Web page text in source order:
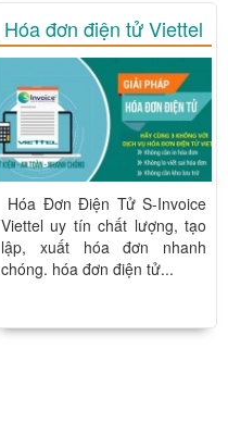
Hóa đơn điện tử Viettel
Hóa Đơn Điện Tử S-Invoice
Viettel uy tín chất lượng, tạo
lập, xuất hóa đơn nhanh
chóng. hóa đơn điện tử...